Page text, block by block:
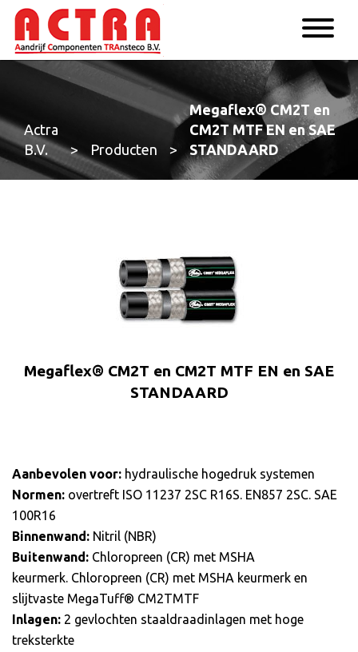
Actra
B.V.
> Producten >
Megaflex® CM2T en
CM2T MTF EN en SAE
STANDAARD
Megaflex® CM2T en CM2T MTF EN en SAE
STANDAARD
Aanbevolen voor: hydraulische hogedruk systemen
Normen: overtreft ISO 11237 2SC R16S. EN857 2SC. SAE
100R16
Binnenwand: Nitril (NBR)
Buitenwand: Chloropreen (CR) met MSHA
keurmerk. Chloropreen (CR) met MSHA keurmerk en
slijtvaste MegaTuff® CM2TMTF
Inlagen: 2 gevlochten staaldraadinlagen met hoge
treksterkte